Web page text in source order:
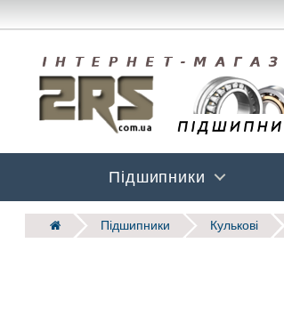
Підшипники
Підшипники Кулькові